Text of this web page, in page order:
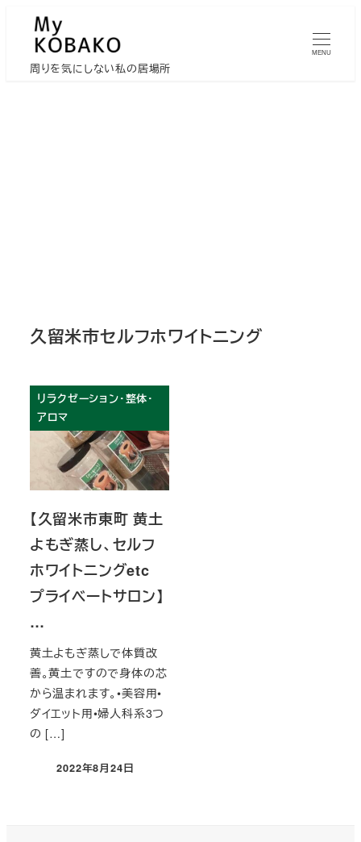
周りを気にしない私の居場所
MENU
久留米市セルフホワイトニング
リラクゼーション・整体・
アロマ
【久留米市東町 黄土
よもぎ蒸し、セルフ
ホワイトニングetc
プライベートサロン】
…
黄土よもぎ蒸しで体質改
善。黄土ですので身体の芯
から温まれます。•美容用•
ダイエット用•婦人科系3つ
の […]
投稿日
2022年8月24日